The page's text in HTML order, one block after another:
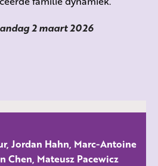
2 maart 2026
FILMS
Jordan Hahn, Marc-Antoine
Chen, Mateusz Pacewicz